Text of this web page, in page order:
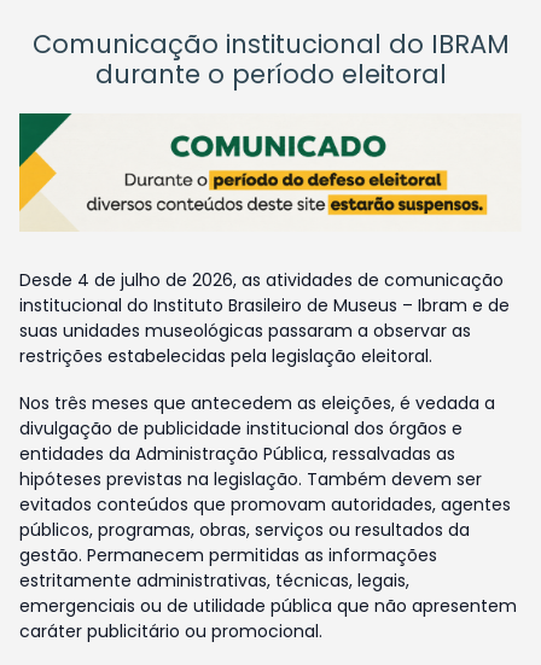
Comunicação institucional do IBRAM
durante o período eleitoral
Desde 4 de julho de 2026, as atividades de comunicação
institucional do Instituto Brasileiro de Museus – Ibram e de
suas unidades museológicas passaram a observar as
restrições estabelecidas pela legislação eleitoral.
Nos três meses que antecedem as eleições, é vedada a
divulgação de publicidade institucional dos órgãos e
entidades da Administração Pública, ressalvadas as
hipóteses previstas na legislação. Também devem ser
evitados conteúdos que promovam autoridades, agentes
públicos, programas, obras, serviços ou resultados da
gestão. Permanecem permitidas as informações
estritamente administrativas, técnicas, legais,
emergenciais ou de utilidade pública que não apresentem
caráter publicitário ou promocional.